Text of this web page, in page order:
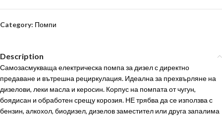
Category: Помпи
Description
Самозасмукваща електрическа помпа за дизел с директно
предаване и вътрешна рециркулация. Идеална за прехвърляне на
дизелови, леки масла и керосин. Корпус на помпата от чугун,
боядисан и обработен срещу корозия. НЕ трябва да се използва с
бензин, алкохол, биодизел, дизелов заместител или друга запалима